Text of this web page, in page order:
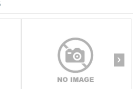
›